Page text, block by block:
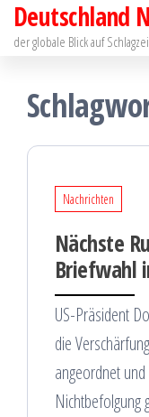
Zum
Inhalt
Deutschland
der globale Blick auf
Nachrichten
Nächste
Briefwahl
US-Präsident
die
angeordnet
Nichtbefolgung